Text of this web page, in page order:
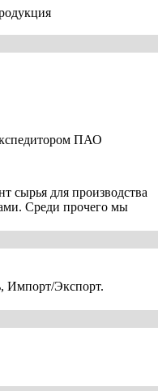
ПАО
сырья для производства
Среди прочего мы
Импорт/Экспорт.